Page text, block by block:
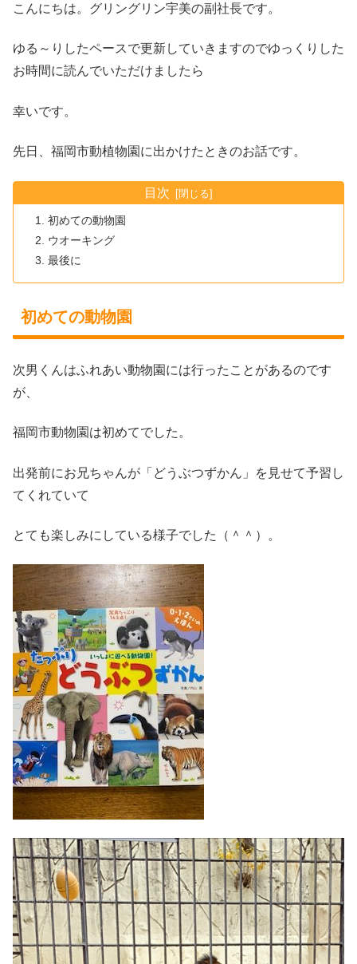
こんにちは。グリングリン宇美の副社長です。
ゆる～りしたペースで更新していきますのでゆっくりした
お時間に読んでいただけましたら
幸いです。
先日、福岡市動植物園に出かけたときのお話です。
目次
初めての動物園
ウオーキング
最後に
初めての動物園
次男くんはふれあい動物園には行ったことがあるのです
が、
福岡市動物園は初めてでした。
出発前にお兄ちゃんが「どうぶつずかん」を見せて予習し
てくれていて
とても楽しみにしている様子でした（＾＾）。